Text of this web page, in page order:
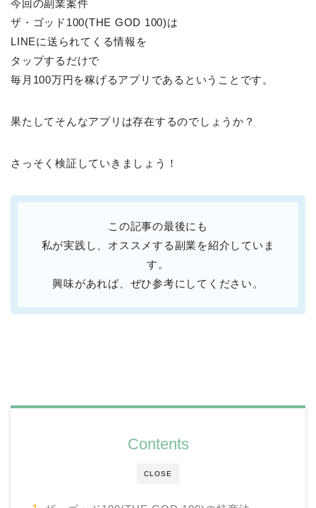
今回の副業案件
ザ・ゴッド100(THE GOD 100)は
LINEに送られてくる情報を
タップするだけで
毎月100万円を稼げるアプリであるということです。
果たしてそんなアプリは存在するのでしょうか？
さっそく検証していきましょう！
この記事の最後にも
私が実践し、オススメする副業を紹介していま
す。
興味があれば、ぜひ参考にしてください。
CLOSE
Contents